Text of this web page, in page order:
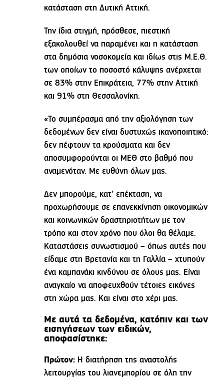
κατάσταση στη Δυτική Αττική.
Την ίδια στιγμή, πρόσθεσε, πιεστική
εξακολουθεί να παραμένει και η κατάσταση
στα δημόσια νοσοκομεία και ιδίως στις Μ.Ε.Θ.
των οποίων το ποσοστό κάλυψης ανέρχεται
σε 83% στην Επικράτεια, 77% στην Αττική
και 91% στη Θεσσαλονίκη.
«Το συμπέρασμα από την αξιολόγηση των
δεδομένων δεν είναι δυστυχώς ικανοποιητικό:
δεν πέφτουν τα κρούσματα και δεν
αποσυμφορούνται οι ΜΕΘ στο βαθμό που
αναμενόταν. Με ευθύνη όλων μας.
Δεν μπορούμε, κατ’ επέκταση, να
προχωρήσουμε σε επανεκκίνηση οικονομικών
και κοινωνικών δραστηριοτήτων με τον
τρόπο και στον χρόνο που όλοι θα θέλαμε.
Καταστάσεις συνωστισμού – όπως αυτές που
είδαμε στη Βρετανία και τη Γαλλία – χτυπούν
ένα καμπανάκι κινδύνου σε όλους μας. Είναι
αναγκαίο να αποφευχθούν τέτοιες εικόνες
στη χώρα μας. Και είναι στο χέρι μας.
Με αυτά τα δεδομένα, κατόπιν και των
εισηγήσεων των ειδικών,
αποφασίστηκε:
Πρώτον: Η διατήρηση της αναστολής
λειτουργίας του λιανεμπορίου σε όλη την